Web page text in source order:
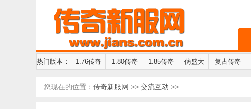
热门版本： 1.76传奇 1.80传奇 1.85传奇 仿盛大 复古传奇
您现在的位置： 传奇新服网 >> 交流互动 >>